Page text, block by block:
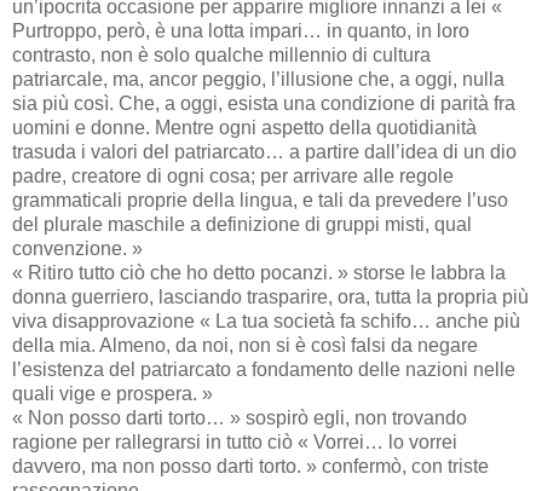
un’ipocrita occasione per apparire migliore innanzi a lei «
Purtroppo, però, è una lotta impari… in quanto, in loro
contrasto, non è solo qualche millennio di cultura
patriarcale, ma, ancor peggio, l’illusione che, a oggi, nulla
sia più così. Che, a oggi, esista una condizione di parità fra
uomini e donne. Mentre ogni aspetto della quotidianità
trasuda i valori del patriarcato… a partire dall’idea di un dio
padre, creatore di ogni cosa; per arrivare alle regole
grammaticali proprie della lingua, e tali da prevedere l’uso
del plurale maschile a definizione di gruppi misti, qual
convenzione. »
« Ritiro tutto ciò che ho detto pocanzi. » storse le labbra la
donna guerriero, lasciando trasparire, ora, tutta la propria più
viva disapprovazione « La tua società fa schifo… anche più
della mia. Almeno, da noi, non si è così falsi da negare
l’esistenza del patriarcato a fondamento delle nazioni nelle
quali vige e prospera. »
« Non posso darti torto… » sospirò egli, non trovando
ragione per rallegrarsi in tutto ciò « Vorrei… lo vorrei
davvero, ma non posso darti torto. » confermò, con triste